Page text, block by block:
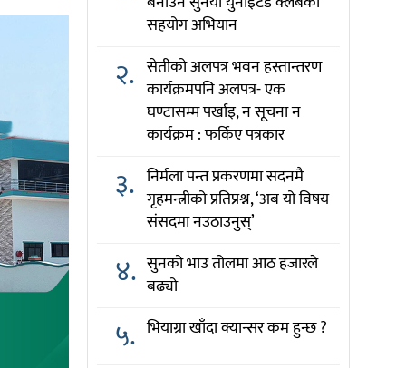
सहयोग अभियान
२. सेतीको अलपत्र भवन हस्तान्तरण
कार्यक्रमपनि अलपत्र- एक
घण्टासम्म पर्खाइ, न सूचना न
कार्यक्रम : फर्किए पत्रकार
३. निर्मला पन्त प्रकरणमा सदनमै
गृहमन्त्रीको प्रतिप्रश्न, ‘अब यो विषय
संसदमा नउठाउनुस्’
४. सुनको भाउ तोलमा आठ हजारले
बढ्यो
५. भियाग्रा खाँदा क्यान्सर कम हुन्छ ?